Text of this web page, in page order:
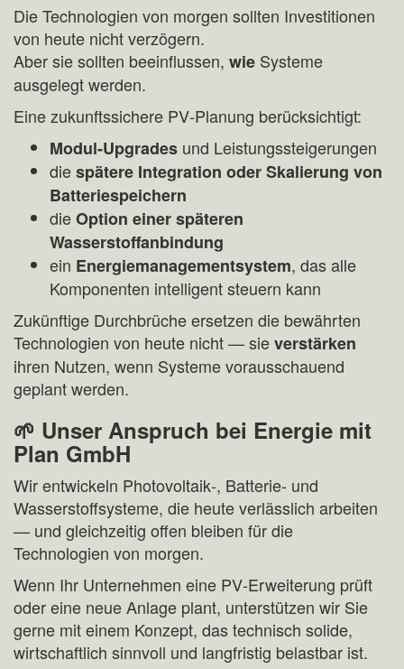
Die Technologien von morgen sollten Investitionen
von heute nicht verzögern.
Aber sie sollten beeinflussen, wie Systeme
ausgelegt werden.
Eine zukunftssichere PV‑Planung berücksichtigt:
Modul‑Upgrades und Leistungssteigerungen
diespätere Integration oder Skalierung von
Batteriespeichern
dieOption einer späteren
Wasserstoffanbindung
ein Energiemanagementsystem, das alle
Komponenten intelligent steuern kann
Zukünftige Durchbrüche ersetzen die bewährten
Technologien von heute nicht — sieverstärken
ihren Nutzen, wenn Systeme vorausschauend
geplant werden.
🌱 Unser Anspruch bei Energie mit
Plan GmbH
Wir entwickeln Photovoltaik‑, Batterie‑ und
Wasserstoffsysteme, die heute verlässlich arbeiten
— und gleichzeitig offen bleiben für die
Technologien von morgen.
Wenn Ihr Unternehmen eine PV‑Erweiterung prüft
oder eine neue Anlage plant, unterstützen wir Sie
gerne mit einem Konzept, das technisch solide,
wirtschaftlich sinnvoll und langfristig belastbar ist.